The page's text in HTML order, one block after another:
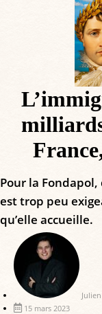
Pour la
est trop peu
qu’elle accueille.
15 mars 2023